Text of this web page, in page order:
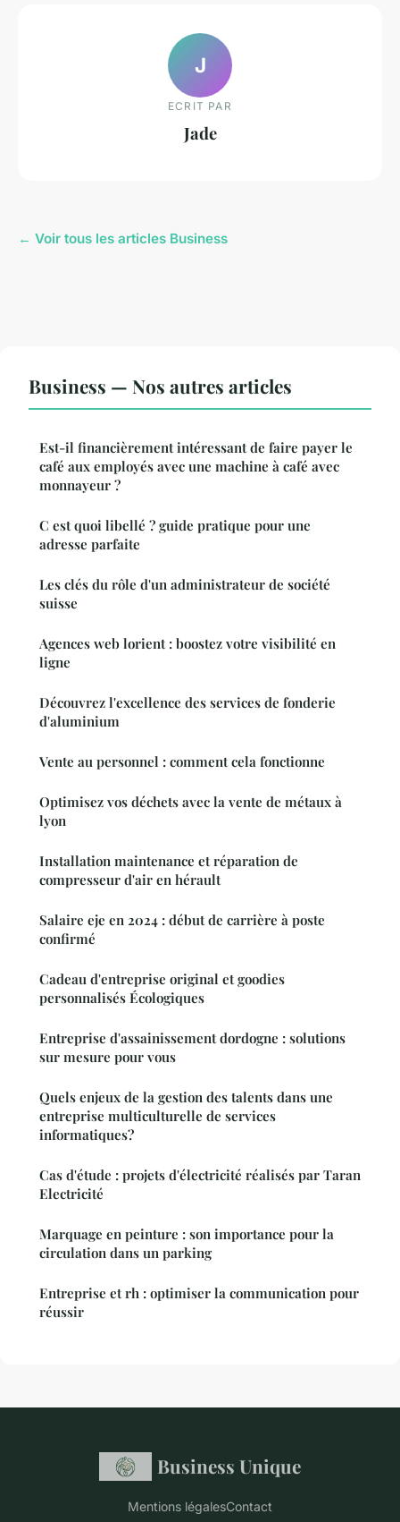
J
ECRIT PAR
Jade
← Voir tous les articles Business
Business — Nos autres articles
Est-il financièrement intéressant de faire payer le
café aux employés avec une machine à café avec
monnayeur ?
C est quoi libellé ? guide pratique pour une
adresse parfaite
Les clés du rôle d'un administrateur de société
suisse
Agences web lorient : boostez votre visibilité en
ligne
Découvrez l'excellence des services de fonderie
d'aluminium
Vente au personnel : comment cela fonctionne
Optimisez vos déchets avec la vente de métaux à
lyon
Installation maintenance et réparation de
compresseur d'air en hérault
Salaire eje en 2024 : début de carrière à poste
confirmé
Cadeau d'entreprise original et goodies
personnalisés Écologiques
Entreprise d'assainissement dordogne : solutions
sur mesure pour vous
Quels enjeux de la gestion des talents dans une
entreprise multiculturelle de services
informatiques?
Cas d'étude : projets d'électricité réalisés par Taran
Electricité
Marquage en peinture : son importance pour la
circulation dans un parking
Entreprise et rh : optimiser la communication pour
réussir
Business Unique
Mentions légalesContact